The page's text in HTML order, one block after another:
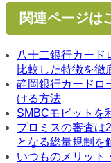
関連ページは
八十二銀行カード
比較した特徴を徹
静岡銀行カードロ
ける方法
SMBCモビットを
プロミスの審査は
となる総量規制を
いつものメリット